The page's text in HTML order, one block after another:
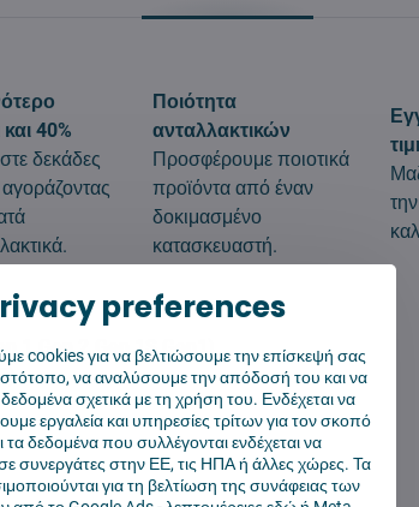
40%
δεκάδες
Ποιότητα
ανταλλακτικών
Προσφέρουμε ποιοτικά
προϊόντα από έναν
δοκιμασμένο
κατασκευαστή.
1.Gen 2.Gen 1S Gen1)
preferences
cookies για να βελτιώσουμε την επίσκεψή σας
να αναλύσουμε την απόδοσή του και να
σχετικά με τη χρήση του. Ενδέχεται να
εργαλεία και υπηρεσίες τρίτων για τον σκοπό
τα δεδομένα που συλλέγονται ενδέχεται να
συνεργάτες στην ΕΕ, τις ΗΠΑ ή άλλες χώρες. Τα
για τη βελτίωση της συνάφειας των